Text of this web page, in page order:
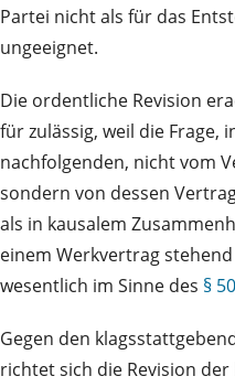
Partei nicht als für das
ungeeignet.
Die ordentliche Revision
für zulässig, weil die Frage,
nachfolgenden, nicht vom
sondern von dessen
als in kausalem
einem Werkvertrag
wesentlich im Sinne des §
Gegen den
richtet sich die Revision